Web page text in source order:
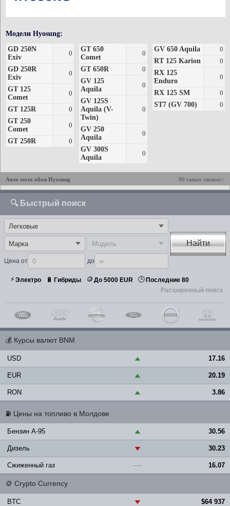
Модели Hyosung:
GD 250N
Exiv
0
GD 250R
Exiv
0
GT 125
Comet
0
GT 125R
0
GT 250
Comet
0
GT 250R 0
GT 650
Comet
0
GT 650R
0
GV 125
Aquila
0
GV 125S
Aquila (V-
Twin)
0
GV 250
Aquila
0
GV 300S
Aquila
0
GV 650 Aquila
0
RT 125 Karion
0
RX 125
Enduro
0
RX 125 SM
0
ST7 (GV 700)
0
Авто мото обои Hyosung 90 самых свежих>
🔍 Быстрый поиск
Цена от до
Найти
⚡Электро 🔋 Гибриды 🪙 До 5000 EUR 🕒 Последние 80
Расширенный поиск
💰 Курсы валют BNM
USD ▲ 17.16
EUR ▲ 20.19
RON ▲ 3.86
⛽ Цены на топливо в Молдове
Бензин A-95 ▲ 30.56
Дизель ▼ 30.23
Сжиженный газ — 16.07
🪙 Crypto Currency
BTC ▼ $64 937